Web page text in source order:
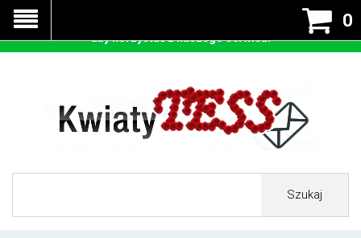
0
Szukaj
Nasza strona korzysta z cookies - czyli tzw ciastek w celu
prawidłowego działania. Zaakceptuj przyjmowanie cookies
aby korzystać z naszego serwisu.